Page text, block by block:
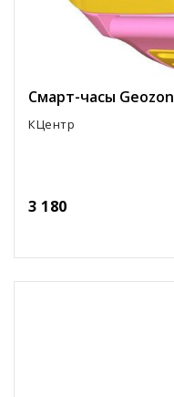
Смарт-часы Geozon
КЦентр
3 180